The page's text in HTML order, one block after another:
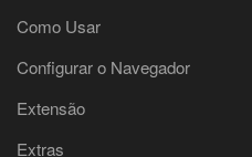
Como Usar
Configurar o Navegador
Extensão
Extras